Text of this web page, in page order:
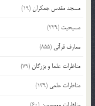
مسجد مقدس جمکران(19)
مسیحیت (229)
معارف قرآنی (855)
مناظرات علما و بزرگان(79)
مناظرات علمی (139)